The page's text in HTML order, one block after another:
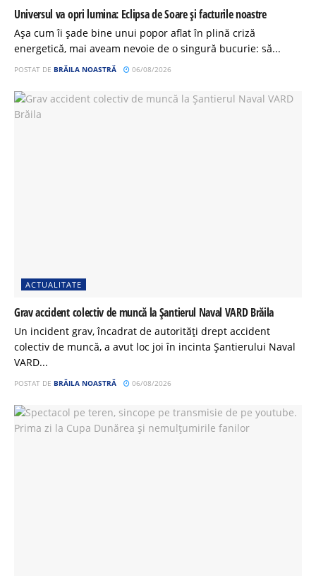
Universul va opri lumina: Eclipsa de Soare și facturile noastre
Așa cum îi șade bine unui popor aflat în plină criză
energetică, mai aveam nevoie de o singură bucurie: să...
POSTAT DE BRĂILA NOASTRĂ 06/08/2026
ACTUALITATE
Grav accident colectiv de muncă la Șantierul Naval VARD Brăila
Un incident grav, încadrat de autorități drept accident
colectiv de muncă, a avut loc joi în incinta Șantierului Naval
VARD...
POSTAT DE BRĂILA NOASTRĂ 06/08/2026